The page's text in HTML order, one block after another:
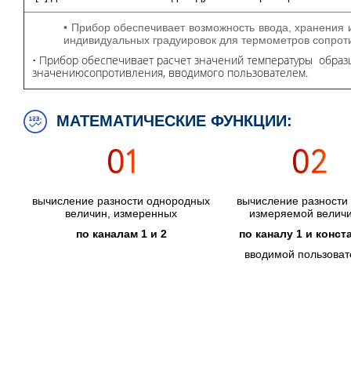
• Прибор обеспечивает возможность ввода,
индивидуальных градуировок для термометров
• Прибор обеспечивает расчет значений температуры
значениюсопротивления, вводимого пользователем.
МАТЕМАТИЧЕСКИЕ ФУНКЦИИ:
вычисление разности однородных
величин, измеренных
по каналам 1 и 2
вычисление
измеряемой
по каналу 1 и
вводимой